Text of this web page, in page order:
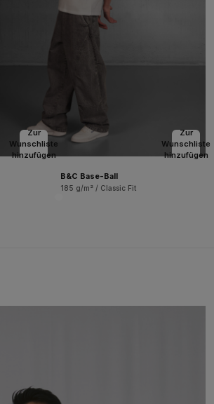
Zur
Wunschliste
hinzufügen
Zur
Wunschliste
hinzufügen
B&C Base-Ball
185 g/m² / Classic Fit